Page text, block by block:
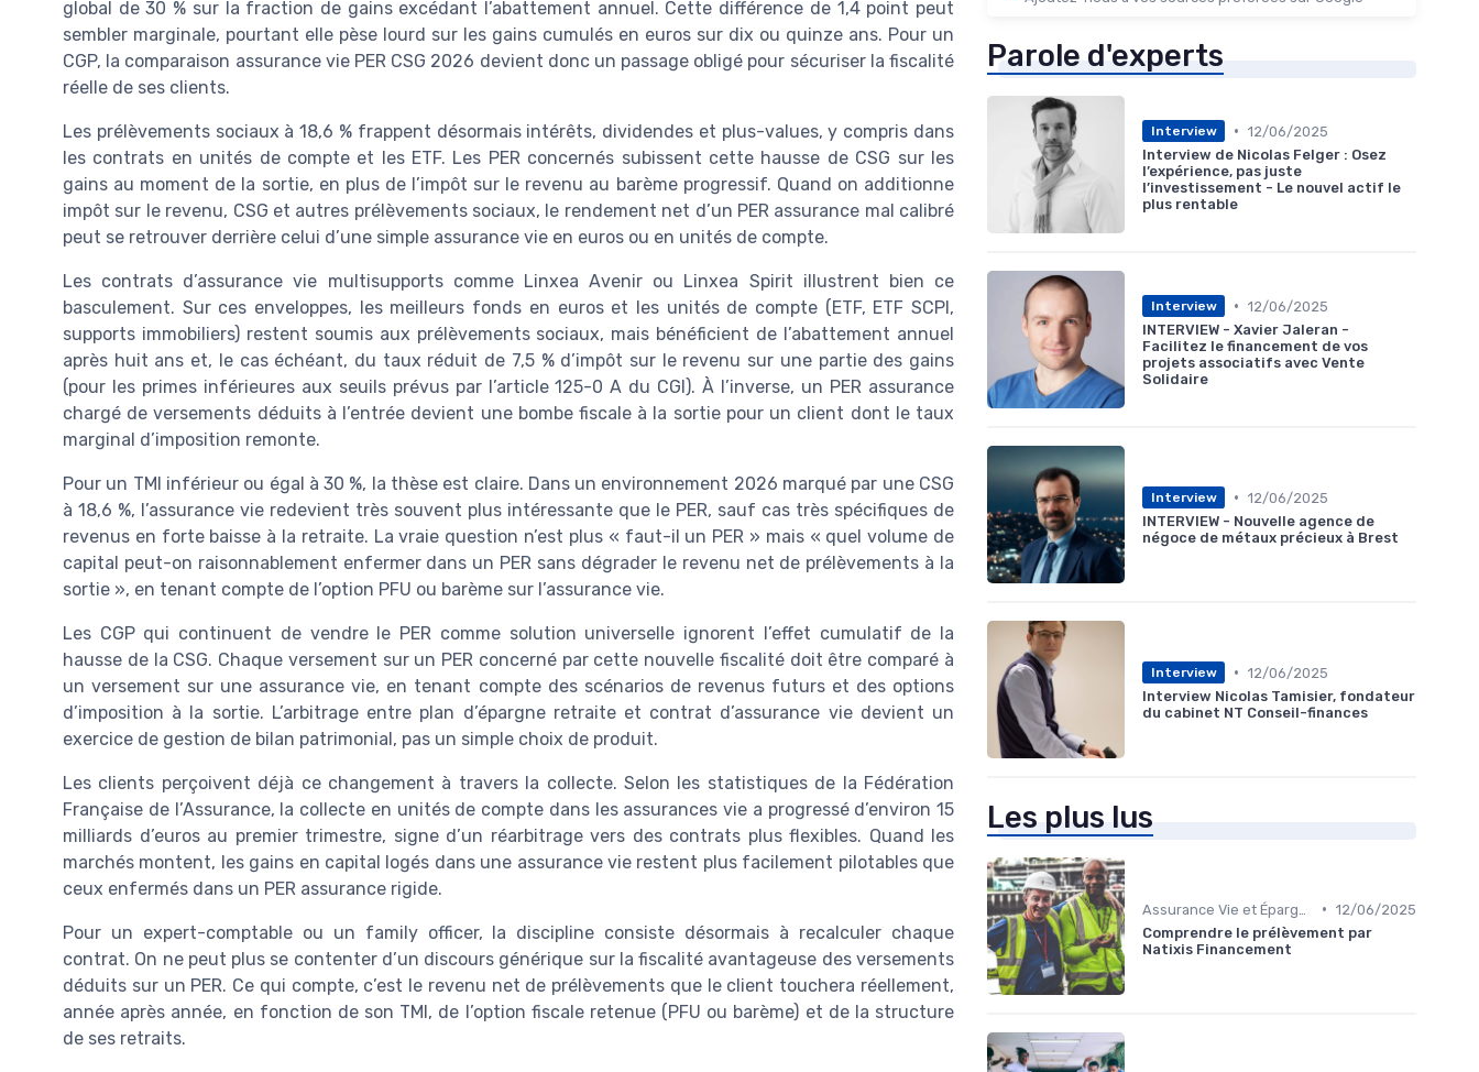
global de 30 % sur la fraction de gains excédant l’abattement annuel. Cette différence de 1,4 point peut
sembler marginale, pourtant elle pèse lourd sur les gains cumulés en euros sur dix ou quinze ans. Pour un
CGP, la comparaison assurance vie PER CSG 2026 devient donc un passage obligé pour sécuriser la fiscalité
réelle de ses clients.
Les prélèvements sociaux à 18,6 % frappent désormais intérêts, dividendes et plus-values, y compris dans
les contrats en unités de compte et les ETF. Les PER concernés subissent cette hausse de CSG sur les
gains au moment de la sortie, en plus de l’impôt sur le revenu au barème progressif. Quand on additionne
impôt sur le revenu, CSG et autres prélèvements sociaux, le rendement net d’un PER assurance mal calibré
peut se retrouver derrière celui d’une simple assurance vie en euros ou en unités de compte.
Les contrats d’assurance vie multisupports comme Linxea Avenir ou Linxea Spirit illustrent bien ce
basculement. Sur ces enveloppes, les meilleurs fonds en euros et les unités de compte (ETF, ETF SCPI,
supports immobiliers) restent soumis aux prélèvements sociaux, mais bénéficient de l’abattement annuel
après huit ans et, le cas échéant, du taux réduit de 7,5 % d’impôt sur le revenu sur une partie des gains
(pour les primes inférieures aux seuils prévus par l’article 125-0 A du CGI). À l’inverse, un PER assurance
chargé de versements déduits à l’entrée devient une bombe fiscale à la sortie pour un client dont le taux
marginal d’imposition remonte.
Pour un TMI inférieur ou égal à 30 %, la thèse est claire. Dans un environnement 2026 marqué par une CSG
à 18,6 %, l’assurance vie redevient très souvent plus intéressante que le PER, sauf cas très spécifiques de
revenus en forte baisse à la retraite. La vraie question n’est plus « faut-il un PER » mais « quel volume de
capital peut-on raisonnablement enfermer dans un PER sans dégrader le revenu net de prélèvements à la
sortie », en tenant compte de l’option PFU ou barème sur l’assurance vie.
Les CGP qui continuent de vendre le PER comme solution universelle ignorent l’effet cumulatif de la
hausse de la CSG. Chaque versement sur un PER concerné par cette nouvelle fiscalité doit être comparé à
un versement sur une assurance vie, en tenant compte des scénarios de revenus futurs et des options
d’imposition à la sortie. L’arbitrage entre plan d’épargne retraite et contrat d’assurance vie devient un
exercice de gestion de bilan patrimonial, pas un simple choix de produit.
Les clients perçoivent déjà ce changement à travers la collecte. Selon les statistiques de la Fédération
Française de l’Assurance, la collecte en unités de compte dans les assurances vie a progressé d’environ 15
milliards d’euros au premier trimestre, signe d’un réarbitrage vers des contrats plus flexibles. Quand les
marchés montent, les gains en capital logés dans une assurance vie restent plus facilement pilotables que
ceux enfermés dans un PER assurance rigide.
Pour un expert-comptable ou un family officer, la discipline consiste désormais à recalculer chaque
contrat. On ne peut plus se contenter d’un discours générique sur la fiscalité avantageuse des versements
déduits sur un PER. Ce qui compte, c’est le revenu net de prélèvements que le client touchera réellement,
année après année, en fonction de son TMI, de l’option fiscale retenue (PFU ou barème) et de la structure
de ses retraits.
Parole d'experts
Interview • 12/06/2025
Interview de Nicolas Felger : Osez
l’expérience, pas juste
l’investissement - Le nouvel actif le
plus rentable
Interview • 12/06/2025
INTERVIEW - Xavier Jaleran -
Facilitez le financement de vos
projets associatifs avec Vente
Solidaire
Interview • 12/06/2025
INTERVIEW - Nouvelle agence de
négoce de métaux précieux à Brest
Interview • 12/06/2025
Interview Nicolas Tamisier, fondateur
du cabinet NT Conseil-finances
Les plus lus
• 12/06/2025
Comprendre le prélèvement par
Natixis Financement